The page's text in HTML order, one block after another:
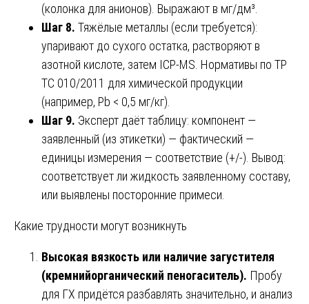
(колонка для анионов). Выражают в мг/дм³.
Шаг 8. Тяжёлые металлы (если требуется):
упаривают до сухого остатка, растворяют в
азотной кислоте, затем ICP-MS. Нормативы по ТР
ТС 010/2011 для химической продукции
(например, Pb < 0,5 мг/кг).
Шаг 9. Эксперт даёт таблицу: компонент —
заявленный (из этикетки) — фактический —
единицы измерения — соответствие (+/-). Вывод:
соответствует ли жидкость заявленному составу,
или выявлены посторонние примеси.
Какие трудности могут возникнуть
Высокая вязкость или наличие загустителя
(кремнийорганический пеногаситель). Пробу
для ГХ придётся разбавлять значительно, и анализ